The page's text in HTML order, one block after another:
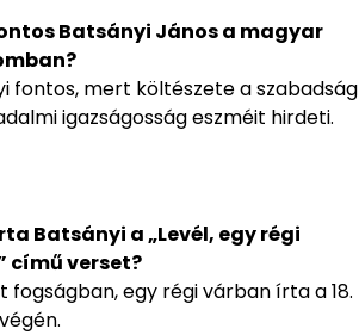
Batsányi János a magyar
fontos, mert költészete a szabadság
igazságosság eszméit hirdeti.
Batsányi a „Levél, egy régi
című verset?
fogságban, egy régi várban írta a 18.